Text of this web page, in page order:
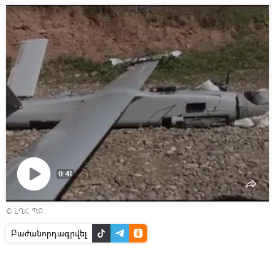
տեսանյութը
0:41
© ԼՂՀ ՊԲ
Բաժանորդագրվել